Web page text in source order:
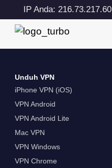
IP Anda: 216.73.217.60
Unduh VPN
iPhone VPN (iOS)
VPN Android
VPN Android Lite
Mac VPN
VPN Windows
VPN Chrome